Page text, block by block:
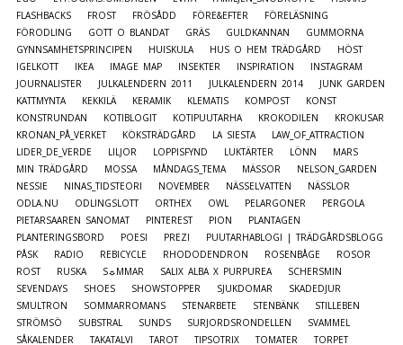
FLASHBACKS
FROST FRÖSÅDD FÖRE&EFTER
FÖRELÄSNING
FÖRODLING
GOTT O BLANDAT GRÄS GULDKANNAN
GUMMORNA
GYNNSAMHETSPRINCIPEN
HUISKULA HUS O HEM TRÄDGÅRD
HÖST
IGELKOTT
IKEA IMAGE MAP INSEKTER INSPIRATION
INSTAGRAM
JOURNALISTER
JULKALENDERN 2011 JULKALENDERN 2014
JUNK GARDEN
KATTMYNTA
KEKKILÄ KERAMIK KLEMATIS KOMPOST
KONST
KONSTRUNDAN
KOTIBLOGIT KOTIPUUTARHA KROKODILEN
KROKUSAR
KRONAN_PÅ_VERKET
KÖKSTRÄDGÅRD LA SIESTA
LAW_OF_ATTRACTION
LIDER_DE_VERDE
LILJOR LOPPISFYND LUKTÄRTER LÖNN
MARS
MIN TRÄDGÅRD
MOSSA MÅNDAGS_TEMA MÄSSOR
NELSON_GARDEN
NESSIE
NINAS_TIDSTEORI NOVEMBER NÄSSELVATTEN
NÄSSLOR
ODLA.NU
ODLINGSLOTT ORTHEX OWL PELARGONER
PERGOLA
PIETARSAAREN SANOMAT
PINTEREST PION
PLANTAGEN
PLANTERINGSBORD
POESI PREZI
PUUTARHABLOGI | TRÄDGÅRDSBLOGG
PÅSK
RADIO REBICYCLE RHODODENDRON ROSENBÅGE
ROSOR
ROST
RUSKA S☼MMAR SALIX ALBA X PURPUREA
SCHERSMIN
SEVENDAYS
SHOES SHOWSTOPPER SJUKDOMAR
SKADEDJUR
SMULTRON
SOMMARROMANS STENARBETE STENBÄNK
STILLEBEN
STRÖMSÖ
SUBSTRAL SUNDS SURJORDSRONDELLEN
SVAMMEL
SÅKALENDER
TAKATALVI TAROT TIPSOTRIX TOMATER
TORPET